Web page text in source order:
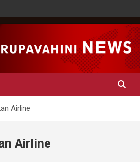
Airline
Airline